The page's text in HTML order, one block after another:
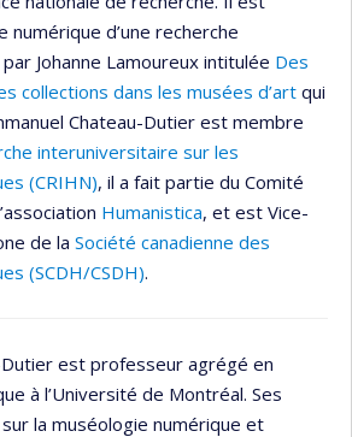
numérique d’une recherche
Johanne Lamoureux intitulée Des
collections dans les musées d’art qui
Chateau-Dutier est membre
interuniversitaire sur les
(CRIHN), il a fait partie du Comité
Humanistica, et est Vice-
de la Société canadienne des
(SCDH/CSDH).
Dutier est professeur agrégé en
à l’Université de Montréal. Ses
la muséologie numérique et